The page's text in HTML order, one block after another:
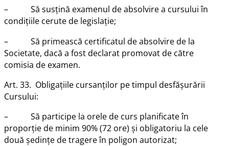
– Să susțină examenul de absolvire a cursului în
condițiile cerute de legislație;
– Să primească certificatul de absolvire de la
Societate, dacă a fost declarat promovat de către
comisia de examen.
Art. 33. Obligațiile cursanților pe timpul desfășurării
Cursului:
– Să participe la orele de curs planificate în
proporție de minim 90% (72 ore) și obligatoriu la cele
două ședințe de tragere în poligon autorizat;